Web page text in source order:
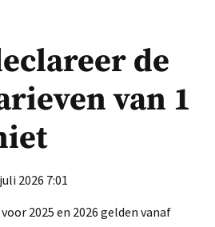
de
van 1
2026 7:01
2025 en 2026 gelden vanaf